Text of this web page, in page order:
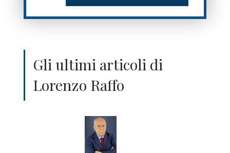
Gli ultimi articoli di
Lorenzo Raffo